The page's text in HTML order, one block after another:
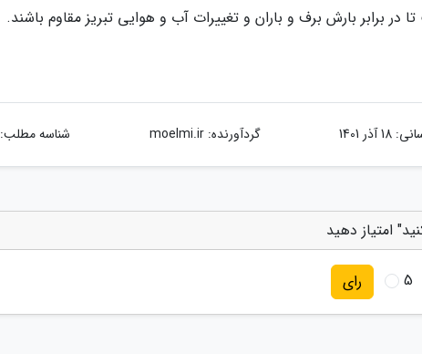
برابر بارش برف و باران و تغییرات آب و هوایی تبریز مقاوم باشند.
18 آذر 1401 گردآورنده:moelmi.ir شناسه مطلب: 469
امتیاز دهید
5 رای